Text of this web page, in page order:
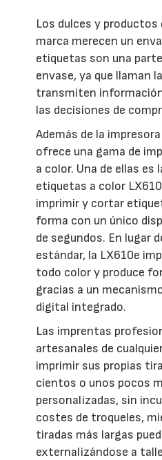
Los dulces y productos
marca merecen un
etiquetas son una
envase, ya que llaman
transmiten
las decisiones de
Además de la
ofrece una gama de
a color. Una de ellas es
etiquetas a color
imprimir y cortar
forma con un único
de segundos. En lugar
estándar, la LX610e
todo color y produce
gracias a un
digital integrado.
Las imprentas
artesanales de
imprimir sus propias
cientos o unos pocos
personalizadas, sin
costes de troqueles,
tiradas más largas
externalizándose a